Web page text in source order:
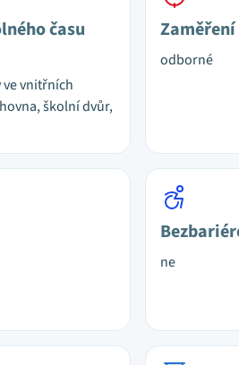
času
vnitřních
školní dvůr,
Zaměření
odborné
ne